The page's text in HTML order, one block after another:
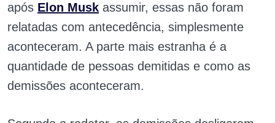
após Elon Musk assumir, essas não foram
relatadas com antecedência, simplesmente
aconteceram. A parte mais estranha é a
quantidade de pessoas demitidas e como as
demissões aconteceram.